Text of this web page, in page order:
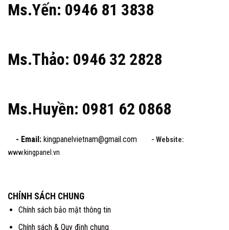
Ms.Yến: 0946 81 3838
Ms.Thảo: 0946 32 2828
Ms.Huyền: 0981 62 0868
- Email: kingpanelvietnam@gmail.com - Website:
www.kingpanel.vn
CHÍNH SÁCH CHUNG
Chính sách bảo mật thông tin
Chính sách & Quy định chung